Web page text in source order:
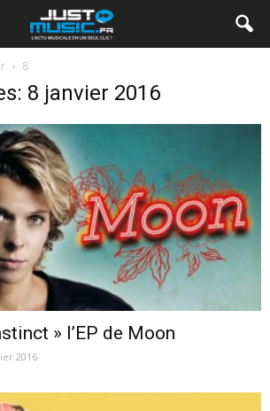
8
8 janvier 2016
» l’EP de Moon
2016